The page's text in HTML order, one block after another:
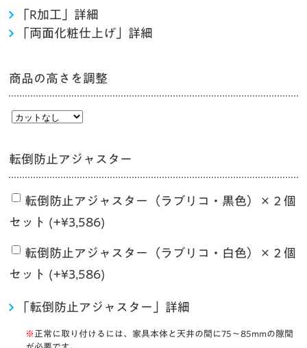
「R加工」詳細
「両面化粧仕上げ」詳細
商品の高さを調整
転倒防止アジャスター
転倒防止アジャスター（ラブリコ・黒色）×２個
セット (+¥3,586)
転倒防止アジャスター（ラブリコ・白色）×２個
セット (+¥3,586)
「転倒防止アジャスター」詳細
※ 正常に取り付けるには、家具本体と天井の間に75〜85mmの隙間